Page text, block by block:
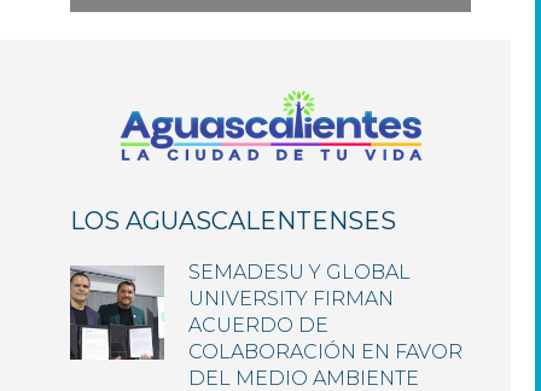
LOS AGUASCALENTENSES
SEMADESU Y GLOBAL
UNIVERSITY FIRMAN
ACUERDO DE
COLABORACIÓN EN FAVOR
DEL MEDIO AMBIENTE